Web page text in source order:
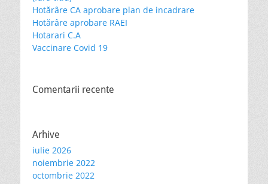
Hotărâre CA aprobare plan de incadrare
Hotărâre aprobare RAEI
Hotarari C.A
Vaccinare Covid 19
Comentarii recente
Arhive
iulie 2026
noiembrie 2022
octombrie 2022